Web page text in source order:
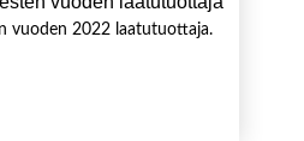
vuoden 2022 laatutuottaja.